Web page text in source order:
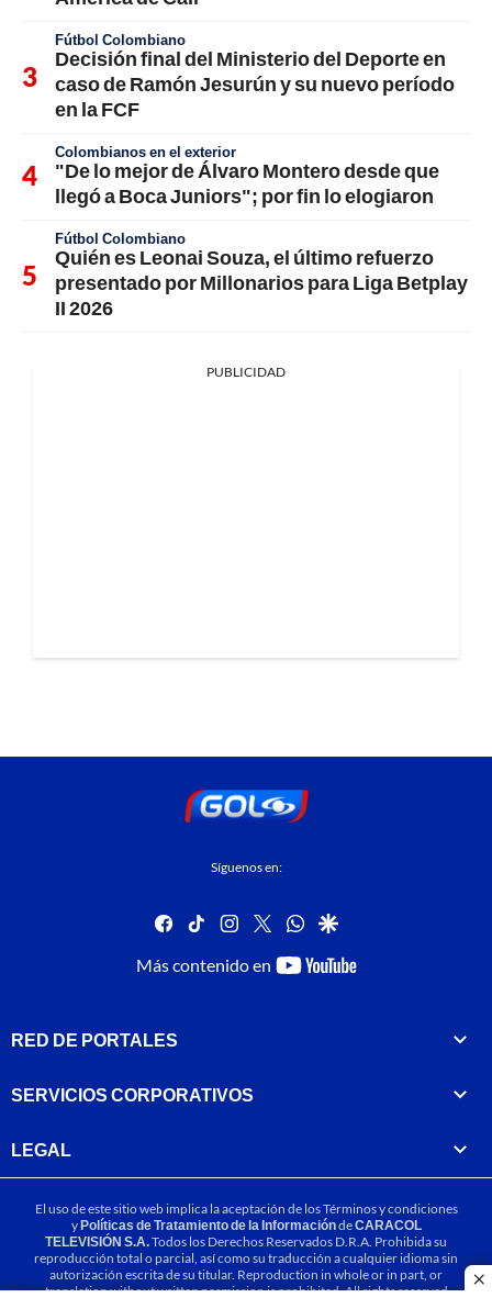
Fútbol Colombiano
Decisión final del Ministerio del Deporte en
caso de Ramón Jesurún y su nuevo período
en la FCF
Colombianos en el exterior
"De lo mejor de Álvaro Montero desde que
llegó a Boca Juniors"; por fin lo elogiaron
Fútbol Colombiano
Quién es Leonai Souza, el último refuerzo
presentado por Millonarios para Liga Betplay
II 2026
PUBLICIDAD
Síguenos en:
facebook
tiktok instagram
twitterwhatsapp
google
Más contenido en
youtube-
RED DE PORTALES
SERVICIOS CORPORATIVOS
LEGAL
El uso de este sitio web implica la aceptación de losTérminos y condiciones
yPolíticas de Tratamiento de la InformacióndeCARACOL
TELEVISIÓN S.A.Todos los Derechos Reservados D.R.A. Prohibida su
reproducción total o parcial, así como su traducción a cualquier idioma sin
autorización escrita de su titular. Reproduction in whole or in part, or
translation without written permission is prohibited. All rights reserved